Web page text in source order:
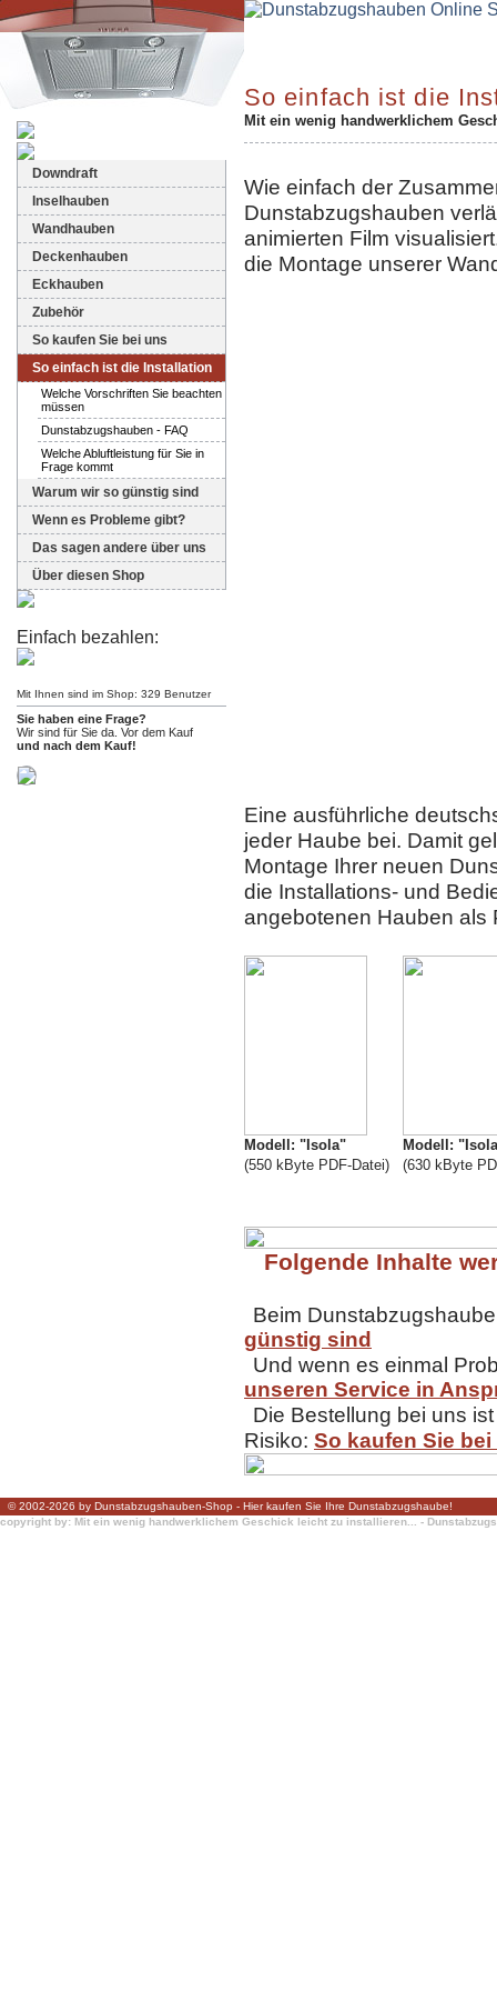
Downdraft
Inselhauben
Wandhauben
Deckenhauben
Eckhauben
Zubehör
So kaufen Sie bei uns
So einfach ist die Installation
Welche Vorschriften Sie beachten
müssen
Dunstabzugshauben - FAQ
Welche Abluftleistung für Sie in
Frage kommt
Warum wir so günstig sind
Wenn es Probleme gibt?
Das sagen andere über uns
Über diesen Shop
Einfach bezahlen:
Mit Ihnen sind im Shop: 329 Benutzer
Sie haben eine Frage?
Wir sind für Sie da. Vor dem Kauf
und nach dem Kauf!
So einfach ist die
Mit ein wenig handwerklichem
Wie einfach der
Dunstabzugshauben
animierten Film
die Montage unserer
Eine ausführliche
jeder Haube bei. Damit
Montage Ihrer neuen
die Installations- und
angebotenen Hauben als
Modell: "Isola"
(550 kByte PDF-Datei)
Modell:
(630 kByte
Folgende Inhalte
Beim
günstig sind
Und wenn es einmal
unseren Service in
Die Bestellung bei uns
Risiko: So kaufen Sie
© 2002-2026 by Dunstabzugshauben-Shop - Hier kaufen Sie Ihre Dunstabzugshaube!
copyright by: Mit ein wenig handwerklichem Geschick leicht zu installieren... -